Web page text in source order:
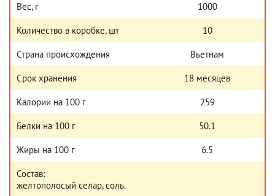
Вес, г 1000
Количество в коробке, шт 10
Страна происхождения Вьетнам
Срок хранения 18 месяцев
Калории на 100 г 259
Белки на 100 г 50.1
Жиры на 100 г 6.5
Состав:
желтополосый селар, соль.